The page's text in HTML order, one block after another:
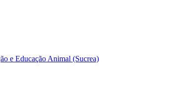
e Educação Animal (Sucrea)